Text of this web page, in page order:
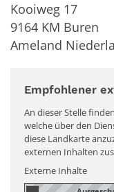
Kooiweg 17
9164 KM Buren
Ameland
Empfohlener
An dieser Stelle
welche über den
diese Landkarte
externen Inhalten
Externe Inhalte